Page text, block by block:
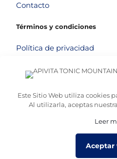
Contacto
Términos y condiciones
Política de privacidad
Aviso legal
Este Sitio Web utiliza cookies
Al utilizarla, aceptas nuestra
Leer
Aceptar